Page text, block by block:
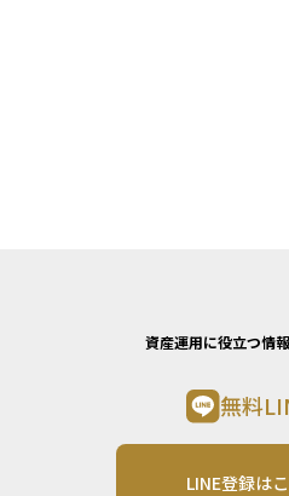
資産運用に役立つ情
無料
LINE登録は